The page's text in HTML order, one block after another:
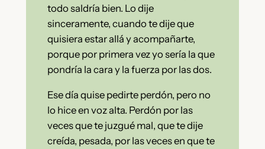
todo saldría bien. Lo dije
sinceramente, cuando te dije que
quisiera estar allá y acompañarte,
porque por primera vez yo sería la que
pondría la cara y la fuerza por las dos.
Ese día quise pedirte perdón, pero no
lo hice en voz alta. Perdón por las
veces que te juzgué mal, que te dije
creída, pesada, por las veces en que te